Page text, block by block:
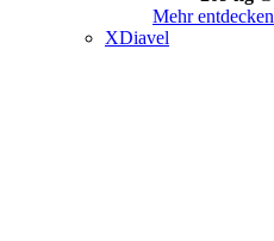
Mehr entdecken
XDiavel